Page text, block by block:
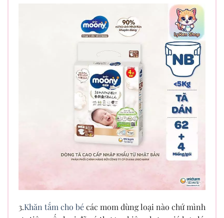
3.Khăn tắm cho bécác mom dùng loại nào chứ mình